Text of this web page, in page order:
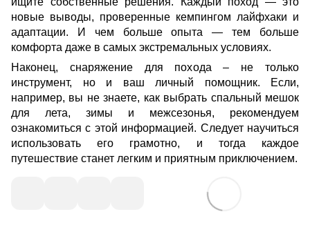
новые выводы, проверенные кемпингом лайфхаки и
адаптации. И чем больше опыта — тем больше
комфорта даже в самых экстремальных условиях.
Наконец, снаряжение для похода – не только
инструмент, но и ваш личный помощник. Если,
например, вы не знаете, как выбрать спальный мешок
для лета, зимы и межсезонья, рекомендуем
ознакомиться с этой информацией. Следует научиться
использовать его грамотно, и тогда каждое
путешествие станет легким и приятным приключением.